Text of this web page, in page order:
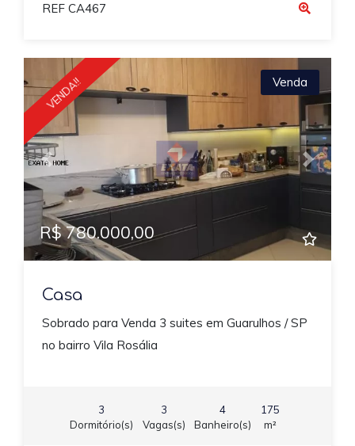
REF CA467
Previous Next
VENDA!! Venda
R$ 780.000,00
Casa
Sobrado para Venda 3 suites em Guarulhos / SP
no bairro Vila Rosália
3
Dormitório(s)
3
Vagas(s)
4
Banheiro(s)
175
m²